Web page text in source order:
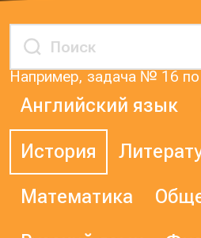
Например, задача № 16
Английский язык
История
Математика